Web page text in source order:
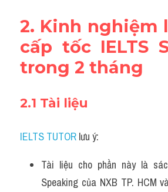
2. Kinh nghiệm
cấp tốc IELTS
trong 2 tháng
2.1 Tài liệu
IELTS TUTOR lưu ý:
Tài liệu cho phần này là
Speaking của NXB TP. HCM